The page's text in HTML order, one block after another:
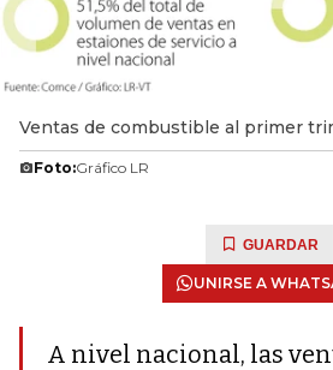
Ventas de combustible al primer
Foto:Gráfico LR
GUARDAR
UNIRSE A
A nivel nacional, las